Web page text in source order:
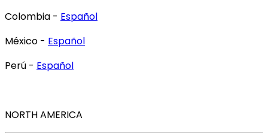
Colombia - Español
México - Español
Perú - Español
NORTH AMERICA